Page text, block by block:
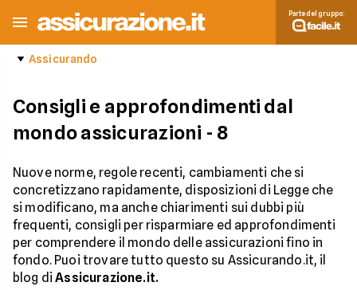
Parte del gruppo:
Assicurando
Consigli e approfondimenti dal
mondo assicurazioni - 8
Nuove norme, regole recenti, cambiamenti che si
concretizzano rapidamente, disposizioni di Legge che
si modificano, ma anche chiarimenti sui dubbi più
frequenti, consigli per risparmiare ed approfondimenti
per comprendere il mondo delle assicurazioni fino in
fondo. Puoi trovare tutto questo su Assicurando.it, il
blog diAssicurazione.it.